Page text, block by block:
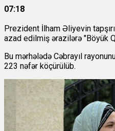
07:18
Prezident İlham Əliyevin
azad edilmiş ərazilərə "Böyük
Bu mərhələdə Cəbrayıl
223 nəfər köçürülüb.